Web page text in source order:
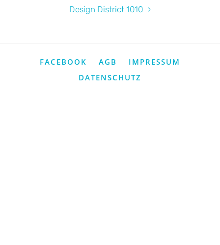
Design District 1010
FACEBOOK AGB
IMPRESSUM
DATENSCHUTZ